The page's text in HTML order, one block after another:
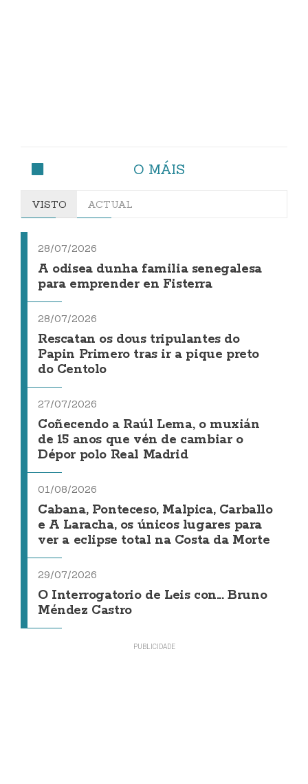
O MÁIS
VISTO ACTUAL
28/07/2026
A odisea dunha familia senegalesa
para emprender en Fisterra
28/07/2026
Rescatan os dous tripulantes do
Papin Primero tras ir a pique preto
do Centolo
27/07/2026
Coñecendo a Raúl Lema, o muxián
de 15 anos que vén de cambiar o
Dépor polo Real Madrid
01/08/2026
Cabana, Ponteceso, Malpica, Carballo
e A Laracha, os únicos lugares para
ver a eclipse total na Costa da Morte
29/07/2026
O Interrogatorio de Leis con... Bruno
Méndez Castro